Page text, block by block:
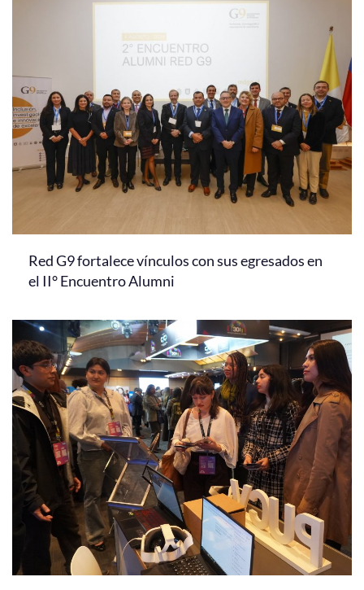
Red G9 fortalece vínculos con sus egresados en
el II° Encuentro Alumni